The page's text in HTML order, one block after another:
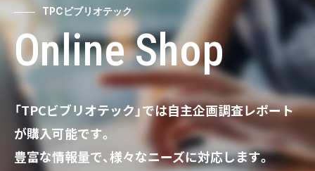
TPCビブリオテック
Online Shop
「TPCビブリオテック」では自主企画調査レポート
が購入可能です。
豊富な情報量で、様々なニーズに対応します。